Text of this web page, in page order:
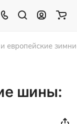
европейские
шины: